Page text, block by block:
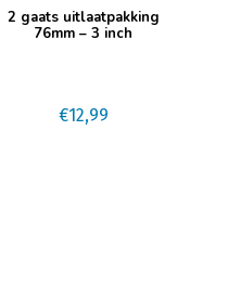
2 gaats uitlaatpakking
76mm – 3 inch
€12,99